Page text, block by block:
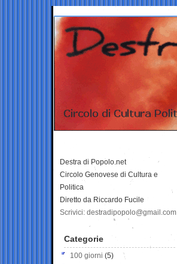
Destra di Popolo.net
Circolo Genovese di Cultura e
Politica
Diretto da Riccardo Fucile
Scrivici: destradipopolo@gmail.com
Categorie
100 giorni (5)